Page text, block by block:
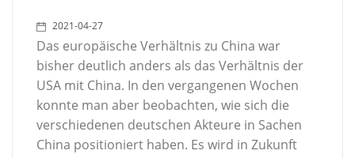
2021-04-27
Das europäische Verhältnis zu China war
bisher deutlich anders als das Verhältnis der
USA mit China. In den vergangenen Wochen
konnte man aber beobachten, wie sich die
verschiedenen deutschen Akteure in Sachen
China positioniert haben. Es wird in Zukunft